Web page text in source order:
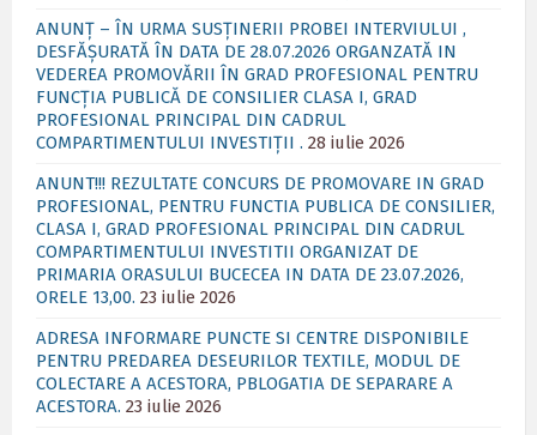
ANUNȚ – ÎN URMA SUSȚINERII PROBEI INTERVIULUI ,
DESFĂȘURATĂ ÎN DATA DE 28.07.2026 ORGANZATĂ IN
VEDEREA PROMOVĂRII ÎN GRAD PROFESIONAL PENTRU
FUNCȚIA PUBLICĂ DE CONSILIER CLASA I, GRAD
PROFESIONAL PRINCIPAL DIN CADRUL
COMPARTIMENTULUI INVESTIȚII . 28 iulie 2026
ANUNT!!! REZULTATE CONCURS DE PROMOVARE IN GRAD
PROFESIONAL, PENTRU FUNCTIA PUBLICA DE CONSILIER,
CLASA I, GRAD PROFESIONAL PRINCIPAL DIN CADRUL
COMPARTIMENTULUI INVESTITII ORGANIZAT DE
PRIMARIA ORASULUI BUCECEA IN DATA DE 23.07.2026,
ORELE 13,00. 23 iulie 2026
ADRESA INFORMARE PUNCTE SI CENTRE DISPONIBILE
PENTRU PREDAREA DESEURILOR TEXTILE, MODUL DE
COLECTARE A ACESTORA, PBLOGATIA DE SEPARARE A
ACESTORA. 23 iulie 2026